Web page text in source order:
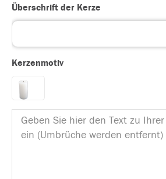
Überschrift der Kerze
Kerzenmotiv